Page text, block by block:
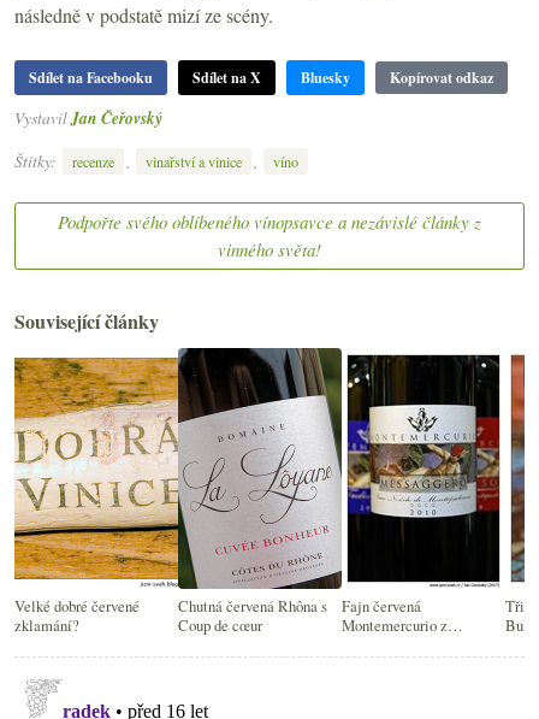
následně v podstatě mizí ze scény.
Sdílet na Facebooku Sdílet na X Bluesky Kopírovat odkaz
Vystavil Jan Čeřovský
Štítky:
recenze , vinařství a vinice , víno
Podpořte svého oblíbeného vínopsavce a nezávislé články z
vinného světa!
Související články
Velké dobré červené
zklamání?
Chutná červená Rhôna s
Coup de cœur
Fajn červená
Montemercurio z
Tři